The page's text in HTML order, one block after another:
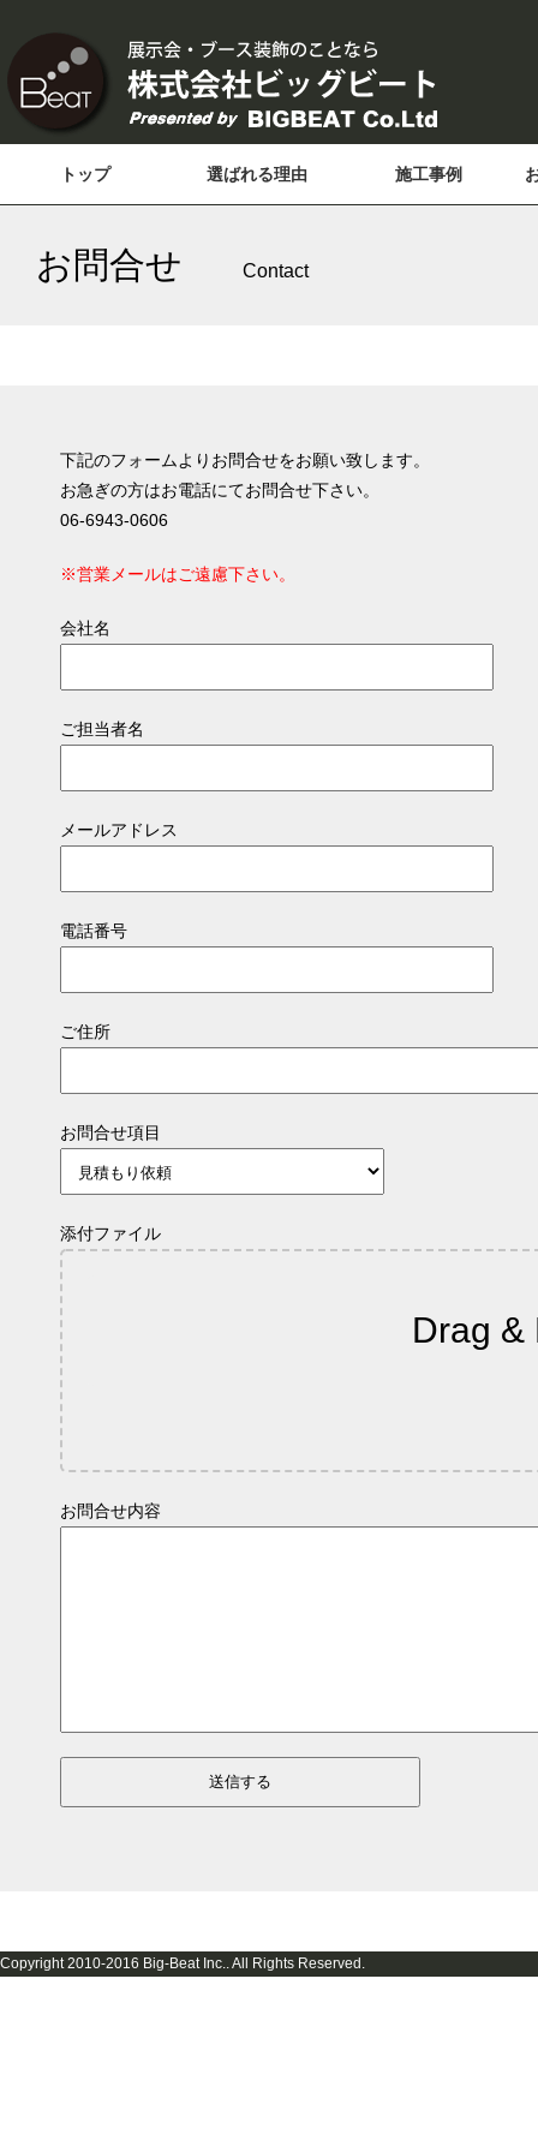
トップ 選ばれる理由 施工事例
お問合せ Contact
下記のフォームよりお問合せをお願い致します。
お急ぎの方はお電話にてお問合せ下さい。
06-6943-0606
※営業メールはご遠慮下さい。
会社名
ご担当者名
メールアドレス
電話番号
ご住所
お問合せ項目
添付ファイル
Drag &
お問合せ内容
Copyright 2010-2016 Big-Beat Inc.. All Rights Reserved.